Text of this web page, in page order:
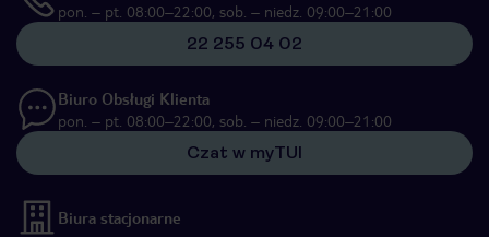
pon. – pt. 08:00–22:00, sob. – niedz. 09:00–21:00
22 255 04 02
Biuro Obsługi Klienta
pon. – pt. 08:00–22:00, sob. – niedz. 09:00–21:00
Czat w myTUI
Biura stacjonarne